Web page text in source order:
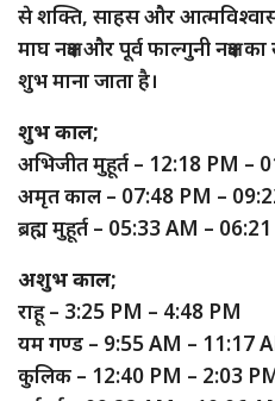
से शक्ति, साहस और आत्मविश्वास
माघ नक्षत्र और पूर्व फाल्गुनी
शुभ माना जाता है।
शुभ काल;
अभिजीत मुहूर्त – 12:18 PM –
अमृत काल – 07:48 PM –
ब्रह्म मुहूर्त – 05:33 AM –
अशुभ काल;
राहू – 3:25 PM – 4:48 PM
यम गण्ड – 9:55 AM – 11:17
कुलिक – 12:40 PM – 2:03